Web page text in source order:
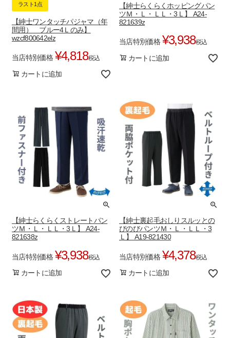
ラスト1点
【紳士ワンタッチパジャマ（年
間用） ブルー4Ｌのみ】
wzcf800642elz
当店特別価格 ¥4,818税込
カートに追加
【紳士らくらくホッピングパン
ツＭ・Ｌ・ＬＬ・3Ｌ】 A24-
821639z
当店特別価格 ¥3,938税込
カートに追加
【紳士らくらくストレートパン
ツＭ・Ｌ・ＬＬ・3Ｌ】 A24-
821638z
当店特別価格 ¥3,938税込
カートに追加
【紳士裏起毛おしりスルッとの
びのびパンツＭ・Ｌ・ＬＬ・3
Ｌ】 A19-821430
当店特別価格 ¥4,378税込
カートに追加